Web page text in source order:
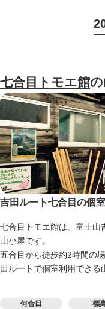
七合目トモエ館
吉田ルート七合目の個
七合目トモエ館は、富士山
山小屋です。
五合目から徒歩約2時間の
田ルートで個室利用できる
何合目 標